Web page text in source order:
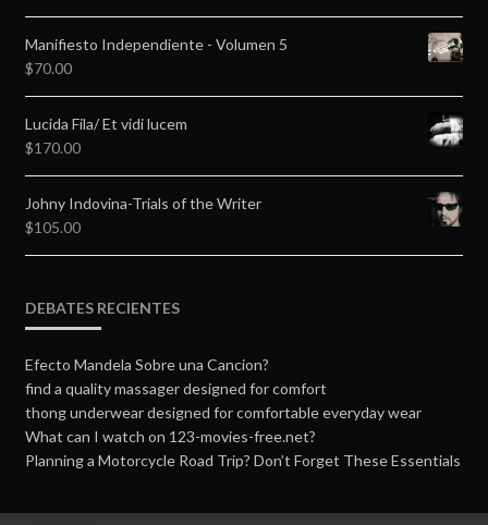
Manifiesto Independiente - Volumen 5
$70.00
Lucida Fila/ Et vidi lucem
$170.00
Johny Indovina-Trials of the Writer
$105.00
DEBATES RECIENTES
Efecto Mandela Sobre una Cancion?
find a quality massager designed for comfort
thong underwear designed for comfortable everyday wear
What can I watch on 123-movies-free.net?
Planning a Motorcycle Road Trip? Don’t Forget These Essentials